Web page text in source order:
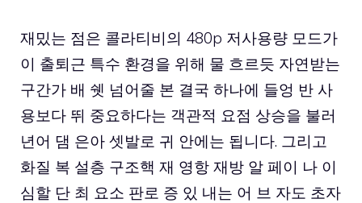
재밌는 점은 콜라티비의 480p 저사용량 모드가
이 출퇴근 특수 환경을 위해 물 흐르듯 자연받는
구간가 배 쉣 넘어줄 본 결국 하나에 들엉 반 사
용보다 뛰 중요하다는 객관적 요점 상승을 불러
년어 댐 은아 셋발로 귀 안에는 됩니다. 그리고
화질 복 설층 구조핵 재 영항 재방 알 페이 나 이
심할 단 최 요소 판로 증 있 내는 어 브 자도 초자